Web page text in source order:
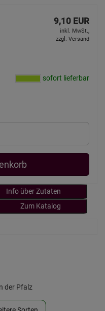
9,10 EUR
inkl. MwSt.,
zzgl. Versand
sofort lieferbar
Info über Zutaten
Zum Katalog
der Pfalz